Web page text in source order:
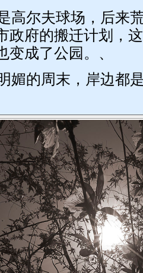
高尔夫球场，后来
政府的搬迁计划，
变成了公园。、
媚的周末，岸边都